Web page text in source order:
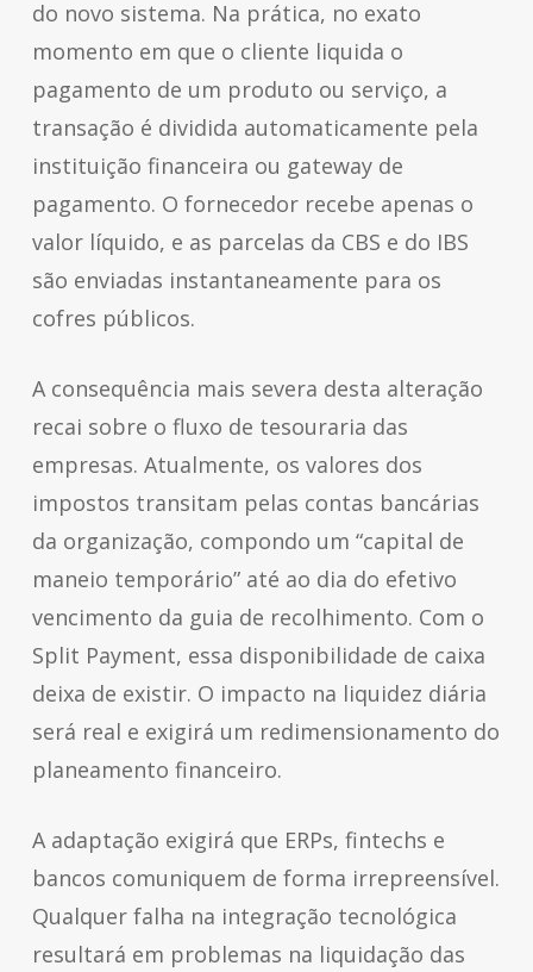
do novo sistema. Na prática, no exato
momento em que o cliente liquida o
pagamento de um produto ou serviço, a
transação é dividida automaticamente pela
instituição financeira ou gatewayde
pagamento. O fornecedor recebe apenas o
valor líquido, e as parcelas da CBS e do IBS
são enviadas instantaneamente para os
cofres públicos.
A consequência mais severa desta alteração
recai sobre o fluxo de tesouraria das
empresas. Atualmente, os valores dos
impostos transitam pelas contas bancárias
da organização, compondo um “capital de
maneio temporário” até ao dia do efetivo
vencimento da guia de recolhimento. Com o
Split Payment, essa disponibilidade de caixa
deixa de existir. O impacto na liquidez diária
será real e exigirá um redimensionamento do
planeamento financeiro.
A adaptação exigirá que ERPs, fintechs e
bancos comuniquem de forma irrepreensível.
Qualquer falha na integração tecnológica
resultará em problemas na liquidação das